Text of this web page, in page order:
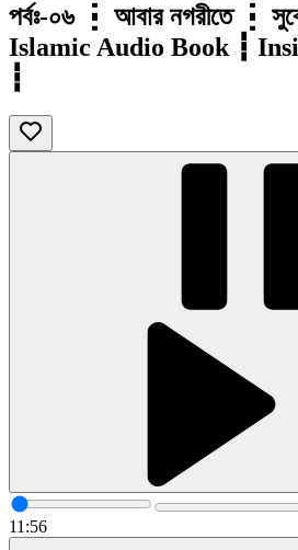
পর্বঃ-০৬ ┇ আবার নগরীতে ┇
Islamic Audio Book ┇
┇
11:56